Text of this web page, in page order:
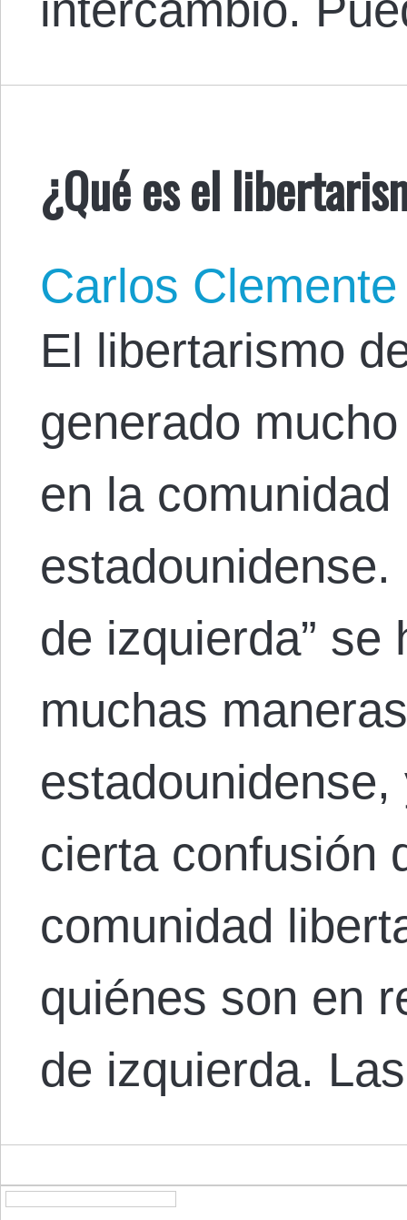
¿Qué es el
Carlos Clemente
El libertarismo
generado
en la
de izquierda” se
muchas
cierta confusión
comunidad
quiénes son en
de izquierda.